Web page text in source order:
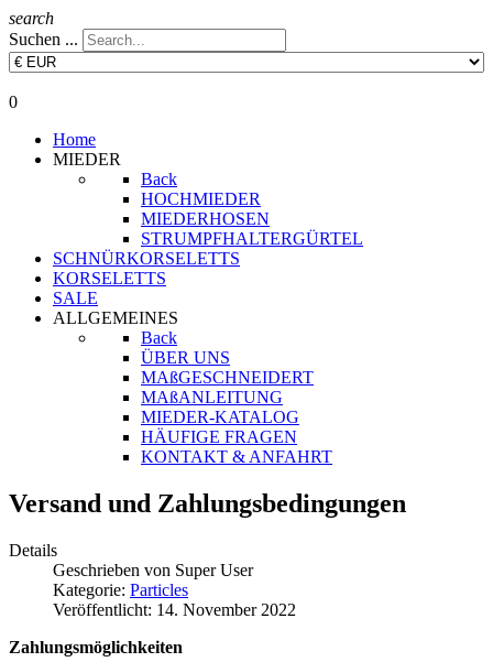
search
Suchen ...
0
Home
MIEDER
Back
HOCHMIEDER
MIEDERHOSEN
STRUMPFHALTERGÜRTEL
SCHNÜRKORSELETTS
KORSELETTS
SALE
ALLGEMEINES
Back
ÜBER UNS
MAßGESCHNEIDERT
MAßANLEITUNG
MIEDER-KATALOG
HÄUFIGE FRAGEN
KONTAKT & ANFAHRT
Versand und Zahlungsbedingungen
Details
Geschrieben von Super User
Kategorie: Particles
Veröffentlicht: 14. November 2022
Zahlungsmöglichkeiten